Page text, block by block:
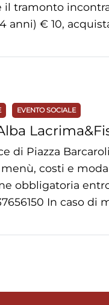
il tramonto
anni) € 10,
EVENTO SOCIALE
di Piazza
costi e
obbligatoria
In caso